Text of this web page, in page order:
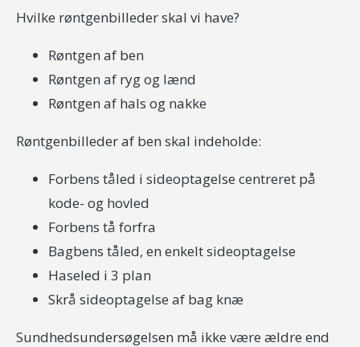
Hvilke røntgenbilleder skal vi have?
Røntgen af ben
Røntgen af ryg og lænd
Røntgen af hals og nakke
Røntgenbilleder af ben skal indeholde:
Forbens tåled i sideoptagelse centreret på
kode- og hovled
Forbens tå forfra
Bagbens tåled, en enkelt sideoptagelse
Haseled i 3 plan
Skrå sideoptagelse af bag knæ
Sundhedsundersøgelsen må ikke være ældre end